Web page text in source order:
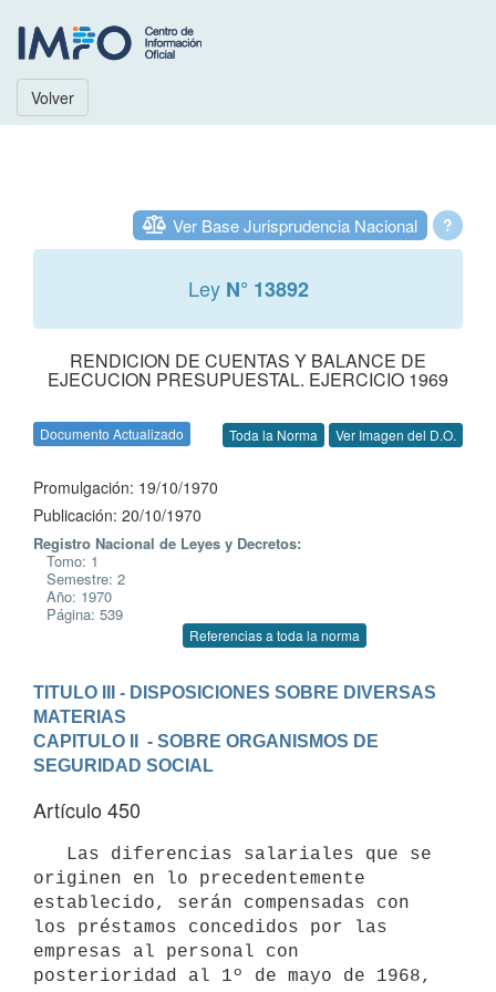
Volver
?
Ver Base Jurisprudencia Nacional
Ley N° 13892
RENDICION DE CUENTAS Y BALANCE DE
EJECUCION PRESUPUESTAL. EJERCICIO 1969
Documento Actualizado Toda la Norma Ver Imagen del D.O.
Promulgación: 19/10/1970
Publicación: 20/10/1970
Registro Nacional de Leyes y Decretos:
Tomo: 1
Semestre: 2
Año: 1970
Página: 539
Referencias a toda la norma
TITULO III - DISPOSICIONES SOBRE DIVERSAS
MATERIAS
CAPITULO II  - SOBRE ORGANISMOS DE
SEGURIDAD SOCIAL
Artículo 450
originen en lo precedentemente
establecido, serán compensadas con
los préstamos concedidos por las
empresas al personal con
posterioridad al 1º de mayo de 1968,